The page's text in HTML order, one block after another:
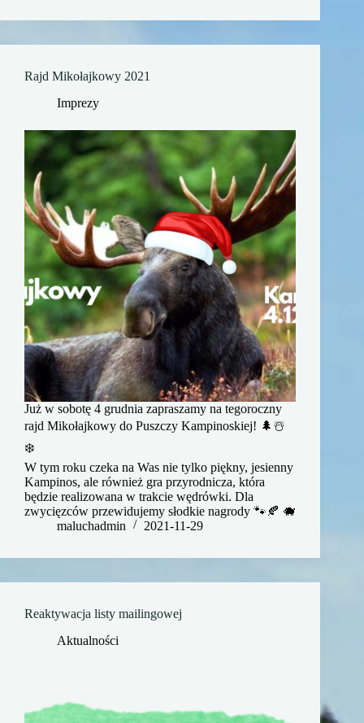
Rajd Mikołajkowy 2021
Imprezy
Już w sobotę 4 grudnia zapraszamy na tegoroczny
rajd Mikołajkowy do Puszczy Kampinoskiej! 🌲☃️
❄️
W tym roku czeka na Was nie tylko piękny, jesienny
Kampinos, ale również gra przyrodnicza, która
będzie realizowana w trakcie wędrówki. Dla
zwycięzców przewidujemy słodkie nagrody 🐾🍂 🐗
maluchadmin
2021-11-29
Reaktywacja listy mailingowej
Aktualności